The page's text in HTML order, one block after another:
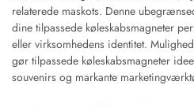
relaterede maskots. Denne
dine tilpassede køleskabsmagneter
eller virksomhedens identitet.
gør tilpassede køleskabsmagneter
souvenirs og markante